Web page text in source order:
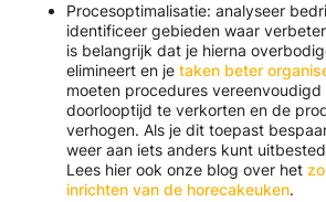
Procesoptimalisatie: analyseer
identificeer gebieden waar
is belangrijk dat je hierna
elimineert en je taken beter
moeten procedures
doorlooptijd te verkorten en de
verhogen. Als je dit toepast
weer aan iets anders kunt
Lees hier ook onze blog over het
inrichten van de horecakeuken.